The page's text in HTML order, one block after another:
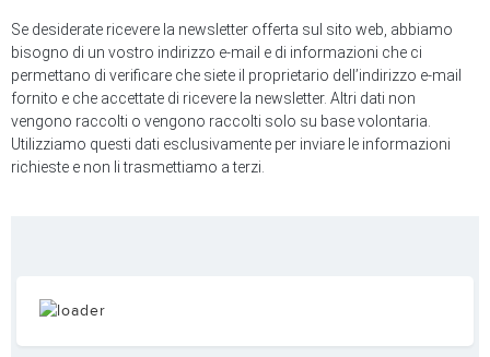
Se desiderate ricevere la newsletter offerta sul sito web, abbiamo
bisogno di un vostro indirizzo e-mail e di informazioni che ci
permettano di verificare che siete il proprietario dell’indirizzo e-mail
fornito e che accettate di ricevere la newsletter. Altri dati non
vengono raccolti o vengono raccolti solo su base volontaria.
Utilizziamo questi dati esclusivamente per inviare le informazioni
richieste e non li trasmettiamo a terzi.